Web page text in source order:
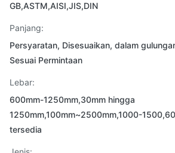
GB,ASTM,AISI,JIS,DIN
Panjang:
Persyaratan, Disesuaikan, dalam
Sesuai Permintaan
Lebar:
600mm-1250mm,30mm hingga
1250mm,100mm~2500mm,1000-
tersedia